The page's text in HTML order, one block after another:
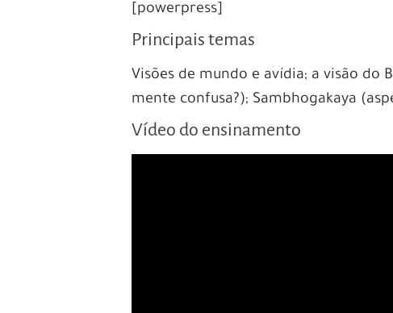
[powerpress]
Principais temas
Visões de mundo e avídia; a visão do
mente confusa?); Sambhogakaya
Vídeo do ensinamento